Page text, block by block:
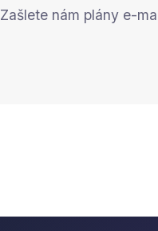
Zašlete nám plány e-